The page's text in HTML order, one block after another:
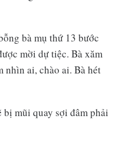
bà mụ thứ 13 bước
mời dự tiệc. Bà xăm
nhìn ai, chào ai. Bà hét
bị mũi quay sợi đâm phải